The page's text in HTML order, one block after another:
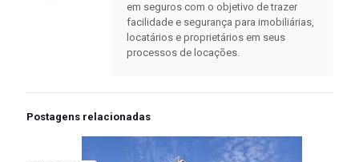
em seguros com o objetivo de trazer
facilidade e segurança para imobiliárias,
locatários e proprietários em seus
processos de locações.
Postagens relacionadas